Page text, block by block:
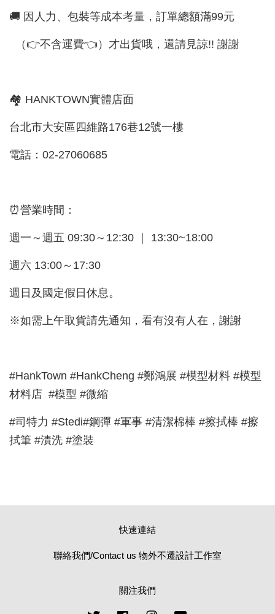
🚚 因人力、包裝等成本考量，訂單總額滿99元
（👉不含運費👈）才出貨哦，還請見諒!! 謝謝
🏘 HANKTOWN實體店面
台北市大安區四維路176巷12號一樓
電話：02-27060685
⏰營業時間：
週一～週五 09:30～12:30 ｜ 13:30~18:00
週六 13:00～17:30
週日及國定假日休息。
※如需上午取貨請先通知，看有沒有人在，謝謝
#HankTown #HankCheng #鄭鴻展 #模型材料 #模型
材料店 #模型 #微縮
#司特力 #Stedi#鋼彈 #軍事 #清潔棉棒 #擦拭棒 #擦
拭筆 #漬洗 #塗裝
快速連結
聯絡我們/Contact us 物外不遷設計工作室
關注我們